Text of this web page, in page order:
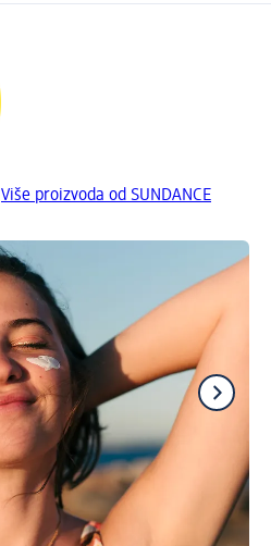
Više proizvoda od SUNDANCE